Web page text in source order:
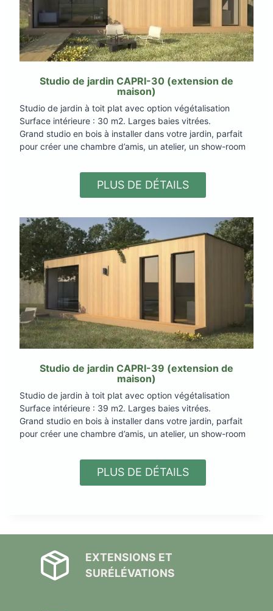
Studio de jardin CAPRI-30 (extension de
maison)
Studio de jardin à toit plat avec option végétalisation
Surface intérieure : 30 m2. Larges baies vitrées.
Grand studio en bois à installer dans votre jardin, parfait
pour créer une chambre d’amis, un atelier, un show-room
PLUS DE DÉTAILS
Studio de jardin CAPRI-39 (extension de
maison)
Studio de jardin à toit plat avec option végétalisation
Surface intérieure : 39 m2. Larges baies vitrées.
Grand studio en bois à installer dans votre jardin, parfait
pour créer une chambre d’amis, un atelier, un show-room
PLUS DE DÉTAILS
EXTENSIONS ET
SURÉLÉVATIONS